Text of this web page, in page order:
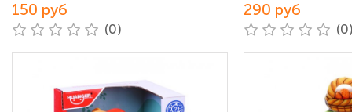
150 руб
(0)
290 руб